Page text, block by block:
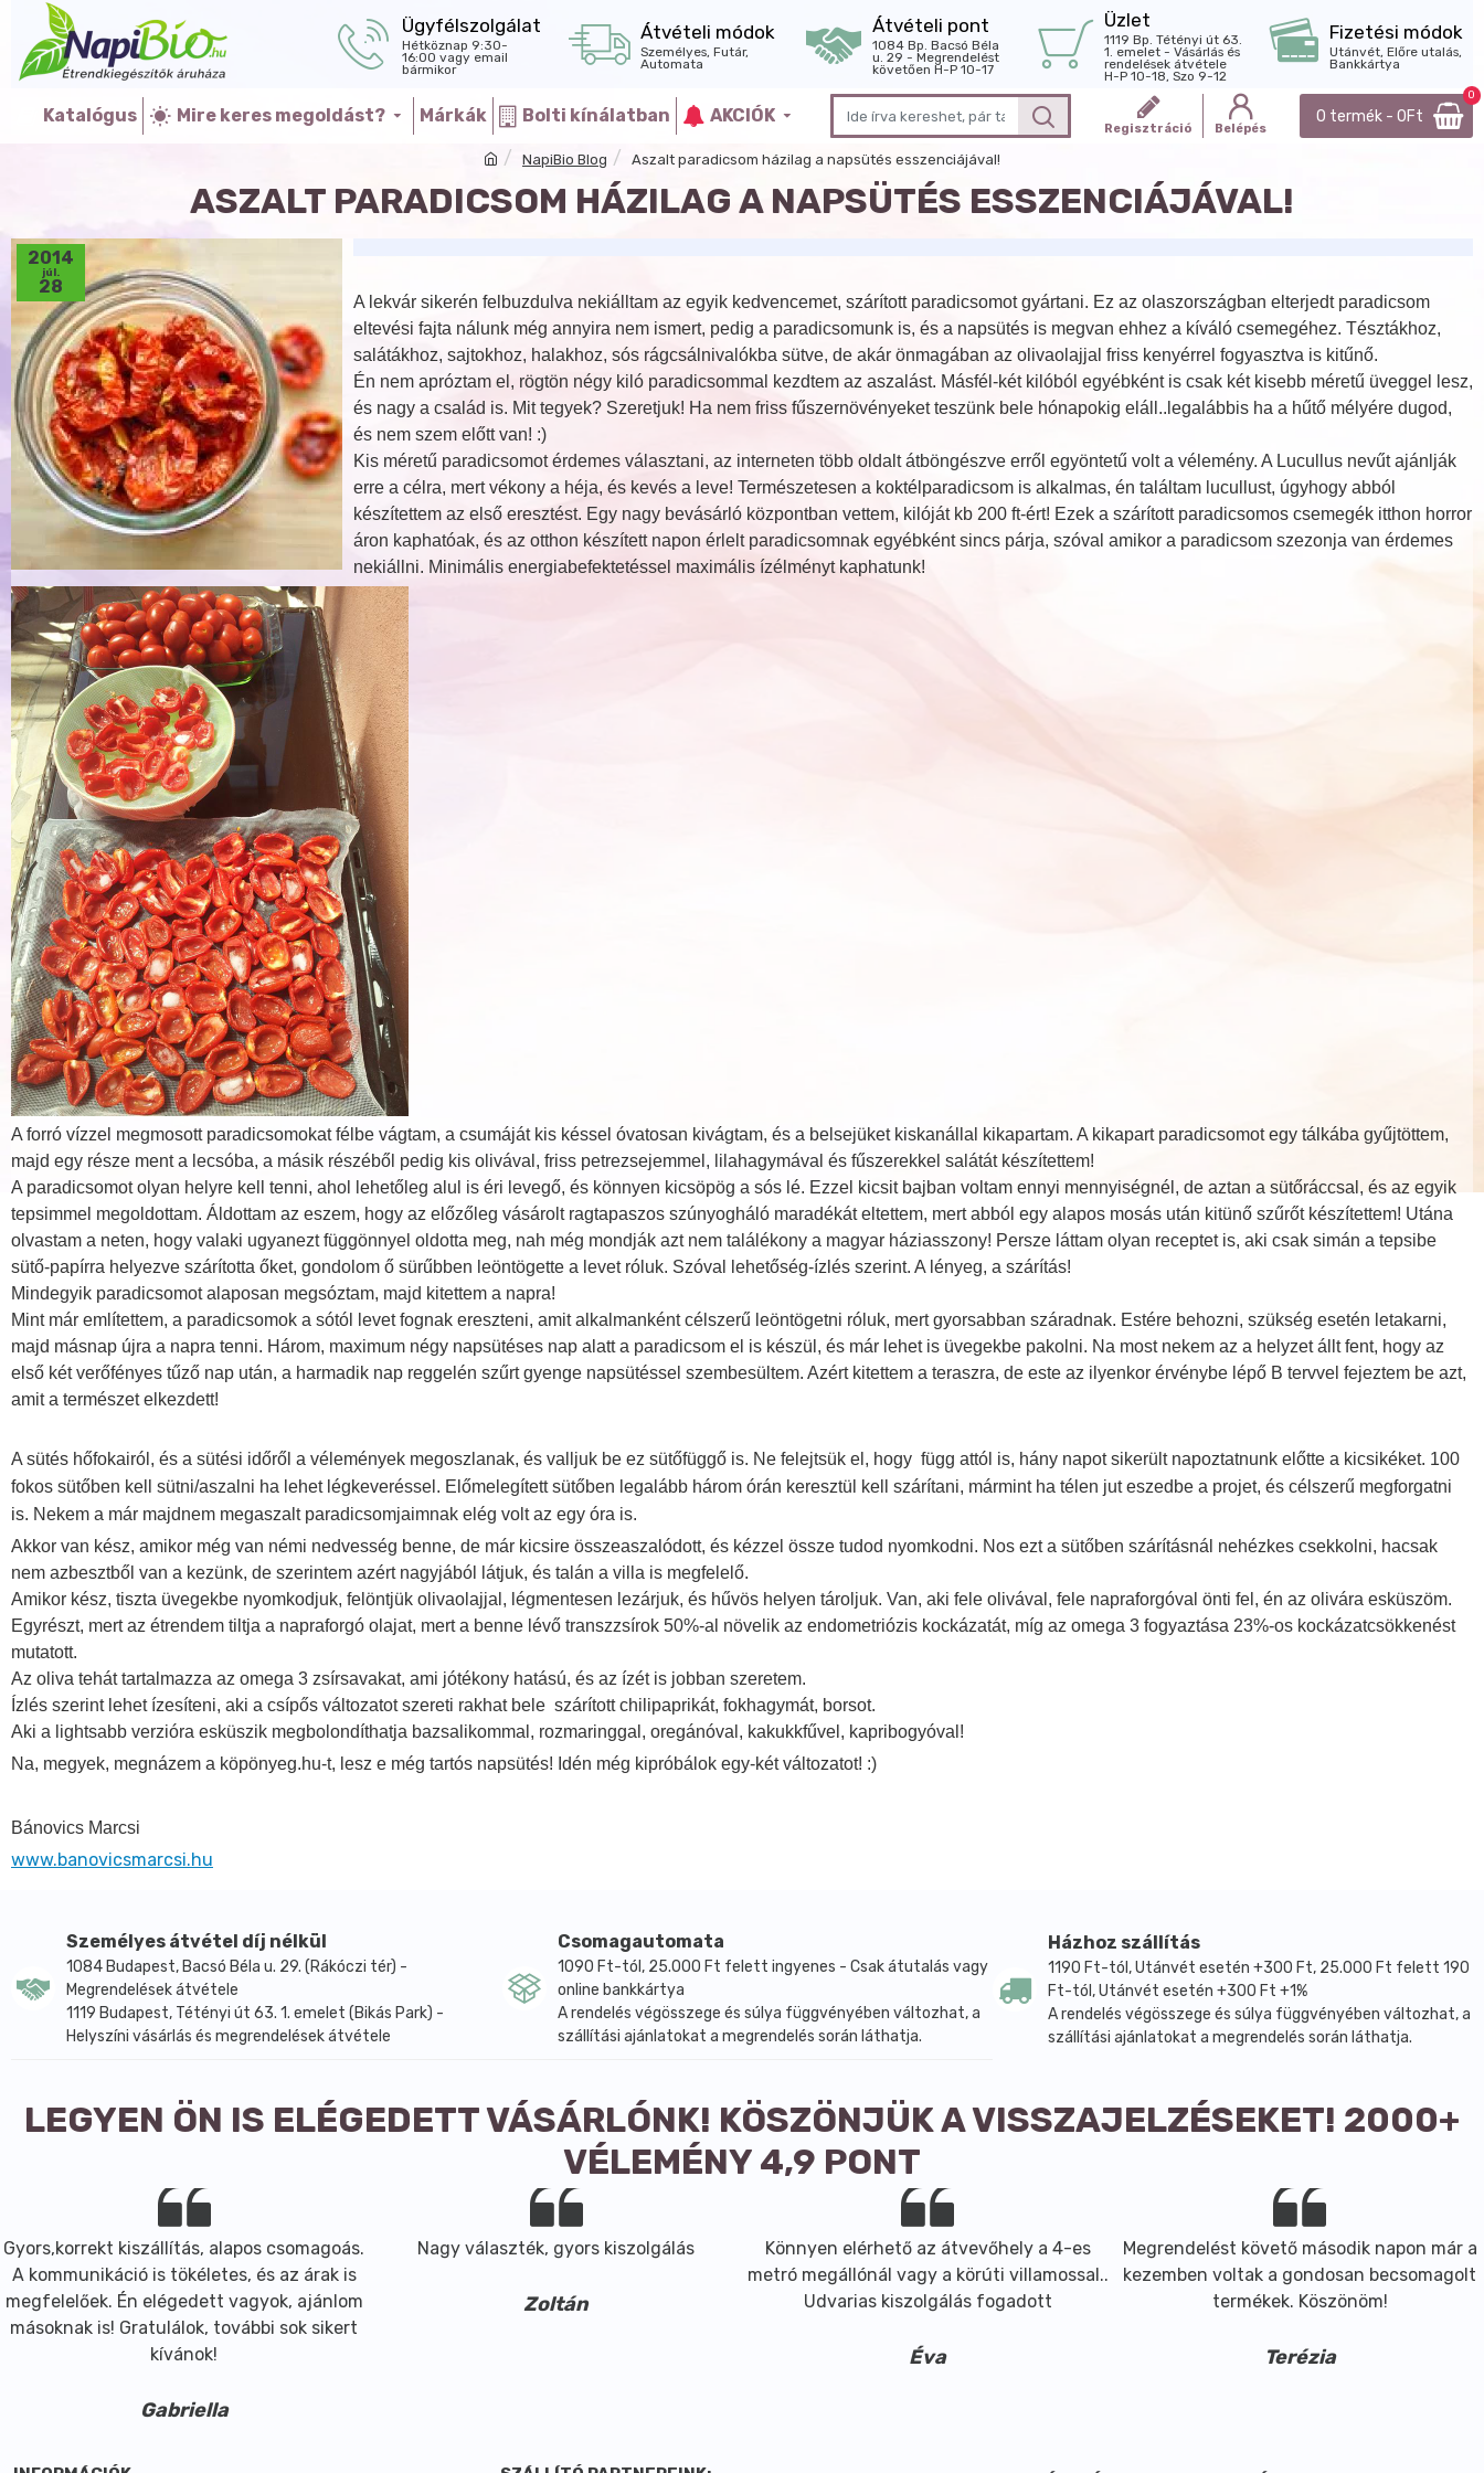
Ügyfélszolgálat
Hétköznap 9:30-
16:00 vagy email
bármikor
Átvételi módok
Személyes, Futár,
Automata
Átvételi pont
1084 Bp. Bacsó Béla
u. 29 - Megrendelést
követően H-P 10-17
Üzlet
1119 Bp. Tétényi út 63.
1. emelet - Vásárlás és
rendelések átvétele
H-P 10-18, Szo 9-12
Fizetési módok
Utánvét, Előre utalás,
Bankkártya
Katalógus Mire keres megoldást? Márkák Bolti kínálatban AKCIÓK
Regisztráció Belépés
0 termék - 0Ft
0
NapiBio Blog Aszalt paradicsom házilag a napsütés esszenciájával!
ASZALT PARADICSOM HÁZILAG A NAPSÜTÉS ESSZENCIÁJÁVAL!
2014
júl.
28
A lekvár sikerén felbuzdulva nekiálltam az egyik kedvencemet, szárított paradicsomot gyártani. Ez az olaszországban elterjedt paradicsom
eltevési fajta nálunk még annyira nem ismert, pedig a paradicsomunk is, és a napsütés is megvan ehhez a kíváló csemegéhez. Tésztákhoz,
salátákhoz, sajtokhoz, halakhoz, sós rágcsálnivalókba sütve, de akár önmagában az olivaolajjal friss kenyérrel fogyasztva is kitűnő.
Én nem apróztam el, rögtön négy kiló paradicsommal kezdtem az aszalást. Másfél-két kilóból egyébként is csak két kisebb méretű üveggel lesz,
és nagy a család is. Mit tegyek? Szeretjuk! Ha nem friss fűszernövényeket teszünk bele hónapokig eláll..legalábbis ha a hűtő mélyére dugod,
és nem szem előtt van! :)
Kis méretű paradicsomot érdemes választani, az interneten több oldalt átböngészve erről egyöntetű volt a vélemény. A Lucullus nevűt ajánlják
erre a célra, mert vékony a héja, és kevés a leve! Természetesen a koktélparadicsom is alkalmas, én találtam lucullust, úgyhogy abból
készítettem az első eresztést. Egy nagy bevásárló központban vettem, kilóját kb 200 ft-ért! Ezek a szárított paradicsomos csemegék itthon horror
áron kaphatóak, és az otthon készített napon érlelt paradicsomnak egyébként sincs párja, szóval amikor a paradicsom szezonja van érdemes
nekiállni. Minimális energiabefektetéssel maximális ízélményt kaphatunk!
A forró vízzel megmosott paradicsomokat félbe vágtam, a csumáját kis késsel óvatosan kivágtam, és a belsejüket kiskanállal kikapartam. A kikapart paradicsomot egy tálkába gyűjtöttem,
majd egy része ment a lecsóba, a másik részéből pedig kis olivával, friss petrezsejemmel, lilahagymával és fűszerekkel salátát készítettem!
A paradicsomot olyan helyre kell tenni, ahol lehetőleg alul is éri levegő, és könnyen kicsöpög a sós lé. Ezzel kicsit bajban voltam ennyi mennyiségnél, de aztan a sütőráccsal, és az egyik
tepsimmel megoldottam. Áldottam az eszem, hogy az előzőleg vásárolt ragtapaszos szúnyogháló maradékát eltettem, mert abból egy alapos mosás után kitünő szűrőt készítettem! Utána
olvastam a neten, hogy valaki ugyanezt függönnyel oldotta meg, nah még mondják azt nem találékony a magyar háziasszony! Persze láttam olyan receptet is, aki csak simán a tepsibe
sütő-papírra helyezve szárította őket, gondolom ő sürűbben leöntögette a levet róluk. Szóval lehetőség-ízlés szerint. A lényeg, a szárítás!
Mindegyik paradicsomot alaposan megsóztam, majd kitettem a napra!
Mint már említettem, a paradicsomok a sótól levet fognak ereszteni, amit alkalmanként célszerű leöntögetni róluk, mert gyorsabban száradnak. Estére behozni, szükség esetén letakarni,
majd másnap újra a napra tenni. Három, maximum négy napsütéses nap alatt a paradicsom el is készül, és már lehet is üvegekbe pakolni. Na most nekem az a helyzet állt fent, hogy az
első két verőfényes tűző nap után, a harmadik nap reggelén szűrt gyenge napsütéssel szembesültem. Azért kitettem a teraszra, de este az ilyenkor érvénybe lépő B tervvel fejeztem be azt,
amit a természet elkezdett!
A sütés hőfokairól, és a sütési időről a vélemények megoszlanak, és valljuk be ez sütőfüggő is. Ne felejtsük el, hogy függ attól is, hány napot sikerült napoztatnunk előtte a kicsikéket. 100
fokos sütőben kell sütni/aszalni ha lehet légkeveréssel. Előmelegített sütőben legalább három órán keresztül kell szárítani, mármint ha télen jut eszedbe a projet, és célszerű megforgatni
is. Nekem a már majdnem megaszalt paradicsomjaimnak elég volt az egy óra is.
Akkor van kész, amikor még van némi nedvesség benne, de már kicsire összeaszalódott, és kézzel össze tudod nyomkodni. Nos ezt a sütőben szárításnál nehézkes csekkolni, hacsak
nem azbesztből van a kezünk, de szerintem azért nagyjából látjuk, és talán a villa is megfelelő.
Amikor kész, tiszta üvegekbe nyomkodjuk, felöntjük olivaolajjal, légmentesen lezárjuk, és hűvös helyen tároljuk. Van, aki fele olivával, fele napraforgóval önti fel, én az olivára esküszöm.
Egyrészt, mert az étrendem tiltja a napraforgó olajat, mert a benne lévő transzzsírok 50%-al növelik az endometriózis kockázatát, míg az omega 3 fogyaztása 23%-os kockázatcsökkenést
mutatott.
Az oliva tehát tartalmazza az omega 3 zsírsavakat, ami jótékony hatású, és az ízét is jobban szeretem.
Ízlés szerint lehet ízesíteni, aki a csípős változatot szereti rakhat bele szárított chilipaprikát, fokhagymát, borsot.
Aki a lightsabb verzióra esküszik megbolondíthatja bazsalikommal, rozmaringgal, oregánóval, kakukkfűvel, kapribogyóval!
Na, megyek, megnázem a köpönyeg.hu-t, lesz e még tartós napsütés! Idén még kipróbálok egy-két változatot! :)
Bánovics Marcsi
www.banovicsmarcsi.hu
Személyes átvétel díj nélkül
1084 Budapest, Bacsó Béla u. 29. (Rákóczi tér) -
Megrendelések átvétele
1119 Budapest, Tétényi út 63. 1. emelet (Bikás Park) -
Helyszíni vásárlás és megrendelések átvétele
Csomagautomata
1090 Ft-tól, 25.000 Ft felett ingyenes - Csak átutalás vagy
online bankkártya
A rendelés végösszege és súlya függvényében változhat, a
szállítási ajánlatokat a megrendelés során láthatja.
Házhoz szállítás
1190 Ft-tól, Utánvét esetén +300 Ft, 25.000 Ft felett 190
Ft-tól, Utánvét esetén +300 Ft +1%
A rendelés végösszege és súlya függvényében változhat, a
szállítási ajánlatokat a megrendelés során láthatja.
LEGYEN ÖN IS ELÉGEDETT VÁSÁRLÓNK! KÖSZÖNJÜK A VISSZAJELZÉSEKET! 2000+
VÉLEMÉNY 4,9 PONT
Gyors,korrekt kiszállítás, alapos csomagoás.
A kommunikáció is tökéletes, és az árak is
megfelelőek. Én elégedett vagyok, ajánlom
másoknak is! Gratulálok, további sok sikert
kívánok!
Gabriella
Nagy választék, gyors kiszolgálás
Zoltán
Könnyen elérhető az átvevőhely a 4-es
metró megállónál vagy a körúti villamossal..
Udvarias kiszolgálás fogadott
Éva
Megrendelést követő második napon már a
kezemben voltak a gondosan becsomagolt
termékek. Köszönöm!
Terézia